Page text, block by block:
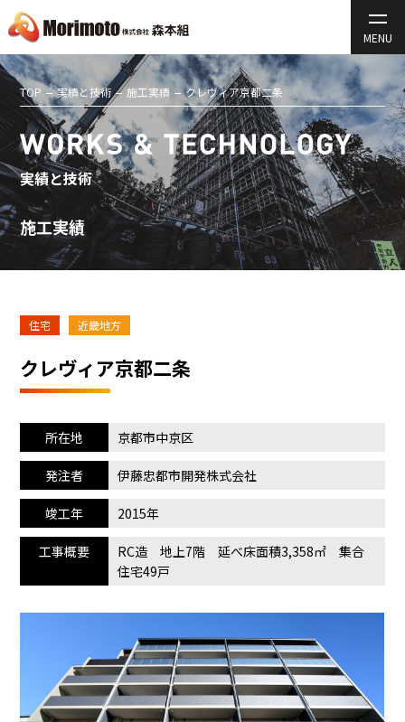
TOP 実績と技術 施工実績 クレヴィア京都二条
実績と技術
施工実績
住宅 近畿地方
クレヴィア京都二条
所在地 京都市中京区
発注者 伊藤忠都市開発株式会社
竣工年 2015年
工事概要
RC造 地上7階 延べ床面積3,358㎡ 集合
住宅49戸